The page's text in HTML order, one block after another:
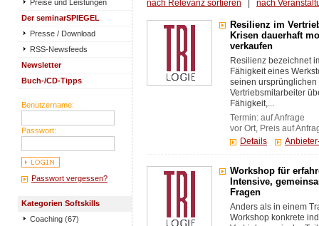
Preise und Leistungen
Der seminarSPIEGEL
Presse / Download
RSS-Newsfeeds
Newsletter
Buch-/CD-Tipps
Benutzername:
Passwort:
Passwort vergessen?
Kategorien Softskills
Coaching (67)
nach Relevanz sortieren nach
Resilienz im
Krisen dauerhaft
verkaufen
Resilienz bezeichnet
Fähigkeit eines
seinen ursprünglichen
Vertriebsmitarbeiter
Fähigkeit,...
Termin: auf Anfrage
vor Ort, Preis auf
Details
Workshop für
Intensive,
Fragen
Anders als in einem
Workshop konkrete